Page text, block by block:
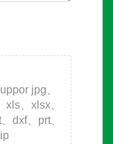
jpg、
、xlsx、
dxf、prt、